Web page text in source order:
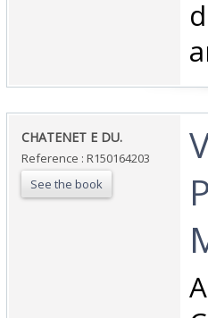
‎CHATENET E DU.‎
Reference : R150164203
See the book